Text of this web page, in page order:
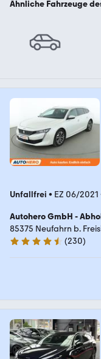
Ähnliche Fahrzeuge
Unfallfrei • EZ 06/2021
Autohero GmbH -
85375 Neufahrn b.
4.4 Sterne
(230)